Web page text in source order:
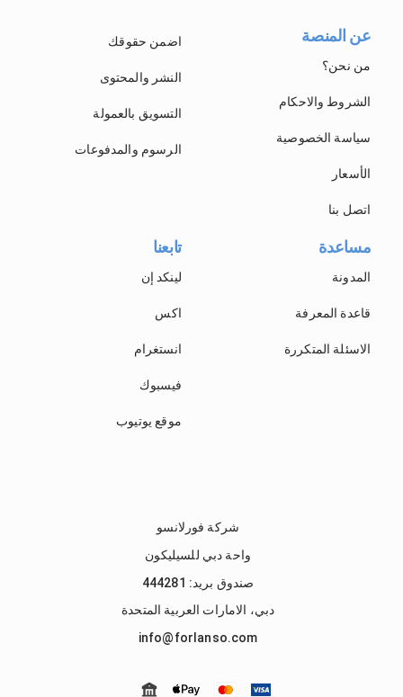
عن المنصة
من نحن؟
الشروط والاحكام
سياسة الخصوصية
الأسعار
اتصل بنا
اضمن حقوقك
النشر والمحتوى
التسويق بالعمولة
الرسوم والمدفوعات
مساعدة
المدونة
قاعدة المعرفة
الاسئلة المتكررة
تابعنا
لينكد إن
اكس
انستغرام
فيسبوك
موقع يوتيوب
شركة فورلانسو
واحة دبي للسيليكون
صندوق بريد: 444281
دبي، الامارات العربية المتحدة
info@forlanso.com